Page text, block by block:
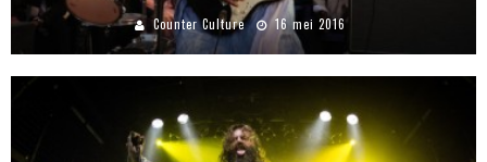
Counter Culture 16 mei 2016